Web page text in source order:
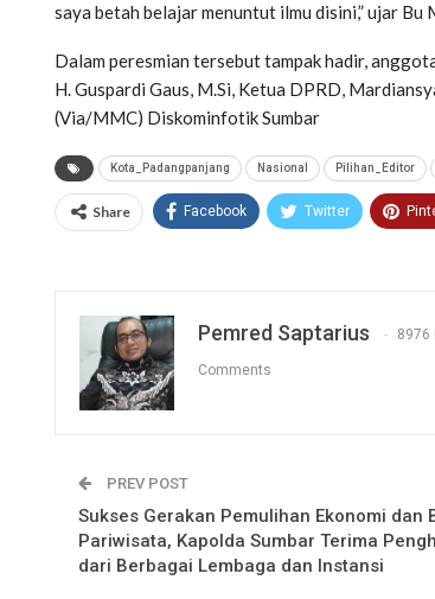
saya betah belajar menuntut ilmu disini,” ujar
Dalam peresmian tersebut tampak hadir,
H. Guspardi Gaus, M.Si, Ketua DPRD,
(Via/MMC) Diskominfotik Sumbar
Kota_Padangpanjang Nasional Pilihan_Editor
Share Facebook Twitter
Pemred Saptarius 8976
Comments
PREV POST
Sukses Gerakan Pemulihan Ekonomi dan
Pariwisata, Kapolda Sumbar Terima
dari Berbagai Lembaga dan Instansi